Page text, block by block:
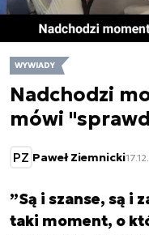
WYWIADY
Nadchodzi
mówi
PZ Paweł Ziemnicki
”Są i szanse, są i
taki moment, o